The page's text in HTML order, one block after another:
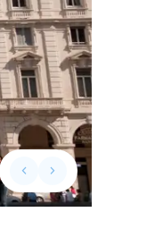
keyboard_arrow_leftPrevious slide
keyboard_arrow_rightNext slide